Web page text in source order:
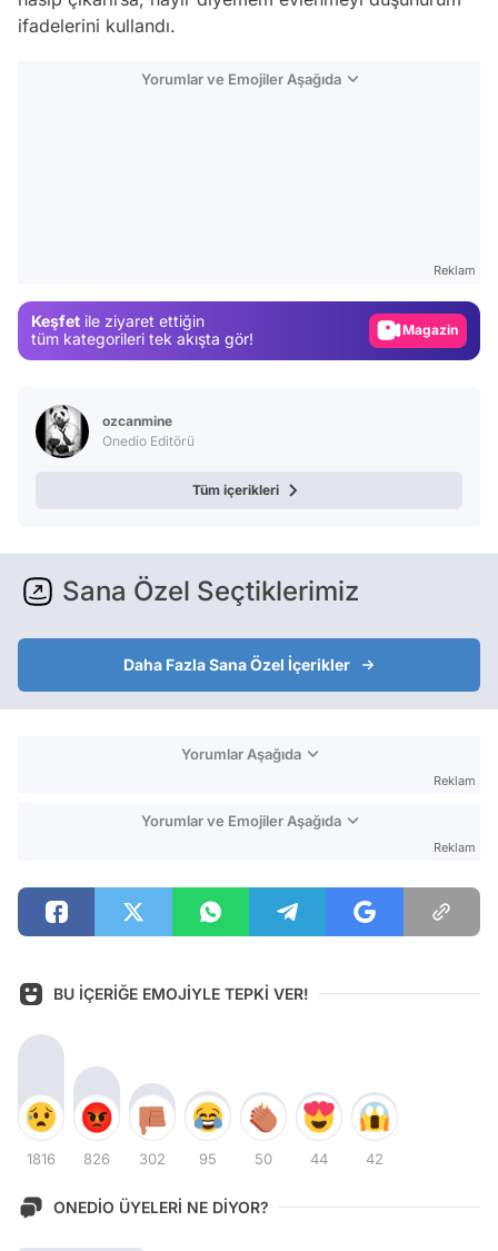
ifadelerini kullandı.
Yorumlar ve Emojiler Aşağıda
Reklam
Keşfet ile ziyaret ettiğin
tüm kategorileri tek akışta gör!
Magazin
ozcanmine
Onedio Editörü
Tüm içerikleri
Sana Özel Seçtiklerimiz
Daha Fazla Sana Özel İçerikler
Yorumlar Aşağıda
Reklam
Yorumlar ve Emojiler Aşağıda
Reklam
BU İÇERİĞE EMOJİYLE TEPKİ VER!
1816 826 302 95 50 44 42
ONEDİO ÜYELERİ NE DİYOR?